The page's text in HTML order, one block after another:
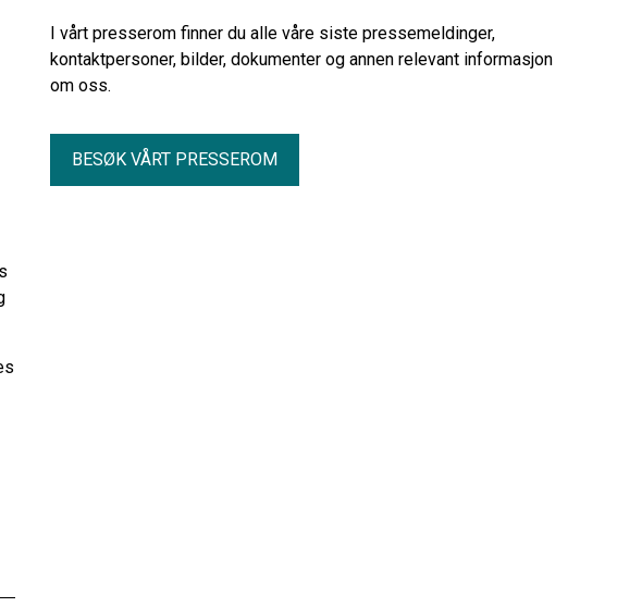
I vårt presserom finner du alle våre siste pressemeldinger,
kontaktpersoner, bilder, dokumenter og annen relevant informasjon
om oss.
BESØK VÅRT PRESSEROM